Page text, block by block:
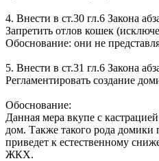
4. Внести в ст.30 гл.6 Закона
Запретить отлов кошек
Обоснование: они не
5. Внести в ст.31 гл.6 Закона
Регламентировать создание
Обоснование:
Данная мера вкупе с
дом. Также такого рода домики
приведет к естественному
ЖКХ.